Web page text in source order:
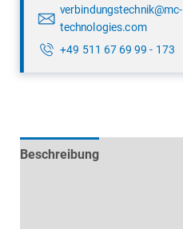
verbindungstechnik@mc-
technologies.com
+49 511 67 69 99 - 173
Beschreibung